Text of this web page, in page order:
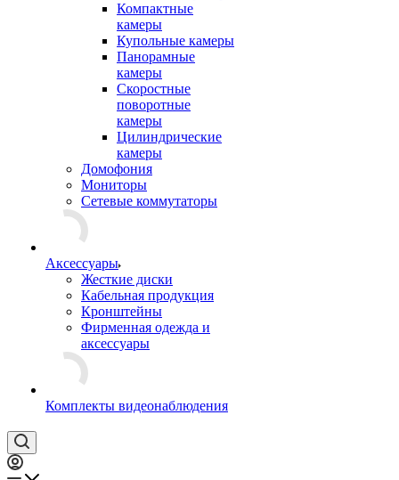
Компактные
камеры
Купольные камеры
Панорамные
камеры
Скоростные
поворотные
камеры
Цилиндрические
камеры
Домофония
Мониторы
Сетевые коммутаторы
Аксессуары
Жесткие диски
Кабельная продукция
Кронштейны
Фирменная одежда и
аксессуары
Комплекты видеонаблюдения